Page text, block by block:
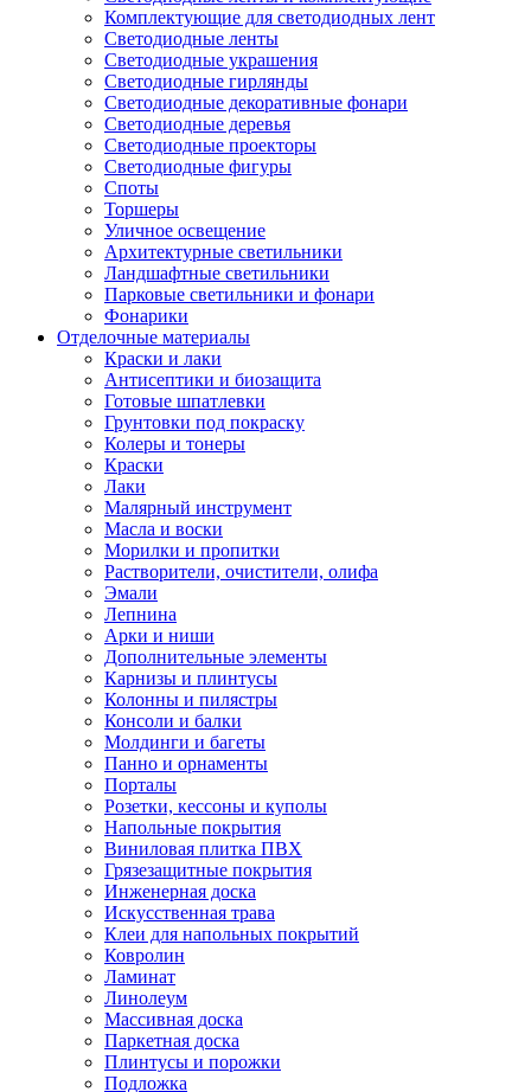
Комплектующие для светодиодных лент
Светодиодные ленты
Светодиодные украшения
Светодиодные гирлянды
Светодиодные декоративные фонари
Светодиодные деревья
Светодиодные проекторы
Светодиодные фигуры
Споты
Торшеры
Уличное освещение
Архитектурные светильники
Ландшафтные светильники
Парковые светильники и фонари
Фонарики
Отделочные материалы
Краски и лаки
Антисептики и биозащита
Готовые шпатлевки
Грунтовки под покраску
Колеры и тонеры
Краски
Лаки
Малярный инструмент
Масла и воски
Морилки и пропитки
Растворители, очистители, олифа
Эмали
Лепнина
Арки и ниши
Дополнительные элементы
Карнизы и плинтусы
Колонны и пилястры
Консоли и балки
Молдинги и багеты
Панно и орнаменты
Порталы
Розетки, кессоны и куполы
Напольные покрытия
Виниловая плитка ПВХ
Грязезащитные покрытия
Инженерная доска
Искусственная трава
Клеи для напольных покрытий
Ковролин
Ламинат
Линолеум
Массивная доска
Паркетная доска
Плинтусы и порожки
Подложка